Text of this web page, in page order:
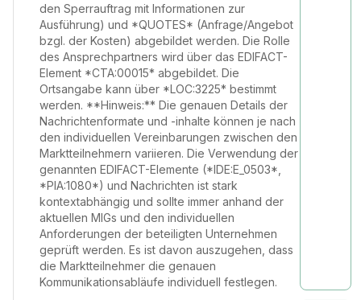
den Sperrauftrag mit Informationen zur
Ausführung) und *QUOTES* (Anfrage/Angebot
bzgl. der Kosten) abgebildet werden. Die Rolle
des Ansprechpartners wird über das EDIFACT-
Element *CTA:00015* abgebildet. Die
Ortsangabe kann über *LOC:3225* bestimmt
werden. **Hinweis:** Die genauen Details der
Nachrichtenformate und -inhalte können je nach
den individuellen Vereinbarungen zwischen den
Marktteilnehmern variieren. Die Verwendung der
genannten EDIFACT-Elemente (*IDE:E_0503*,
*PIA:1080*) und Nachrichten ist stark
kontextabhängig und sollte immer anhand der
aktuellen MIGs und den individuellen
Anforderungen der beteiligten Unternehmen
geprüft werden. Es ist davon auszugehen, dass
die Marktteilnehmer die genauen
Kommunikationsabläufe individuell festlegen.